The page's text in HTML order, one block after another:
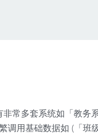
常多套系统如「教务
调用基础数据如 (「